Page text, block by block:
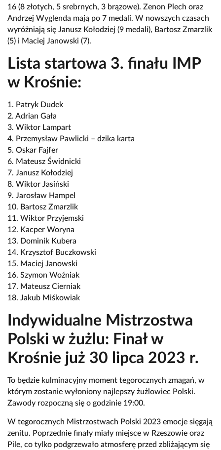
16 (8 złotych, 5 srebrnych, 3 brązowe). Zenon Plech oraz
Andrzej Wyglenda mają po 7 medali. W nowszych czasach
wyróżniają się Janusz Kołodziej (9 medali), Bartosz Zmarzlik
(5) i Maciej Janowski (7).
Lista startowa 3. finału IMP
w Krośnie:
1. Patryk Dudek
2. Adrian Gała
3. Wiktor Lampart
4. Przemysław Pawlicki – dzika karta
5. Oskar Fajfer
6. Mateusz Świdnicki
7. Janusz Kołodziej
8. Wiktor Jasiński
9. Jarosław Hampel
10. Bartosz Zmarzlik
11. Wiktor Przyjemski
12. Kacper Woryna
13. Dominik Kubera
14. Krzysztof Buczkowski
15. Maciej Janowski
16. Szymon Woźniak
17. Mateusz Cierniak
18. Jakub Miśkowiak
Indywidualne Mistrzostwa
Polski w żużlu: Finał w
Krośnie już 30 lipca 2023 r.
To będzie kulminacyjny moment tegorocznych zmagań, w
którym zostanie wyłoniony najlepszy żużlowiec Polski.
Zawody rozpoczną się o godzinie 19:00.
W tegorocznych Mistrzostwach Polski 2023 emocje sięgają
zenitu. Poprzednie finały miały miejsce w Rzeszowie oraz
Pile, co tylko podgrzewało atmosferę przed zbliżającym się